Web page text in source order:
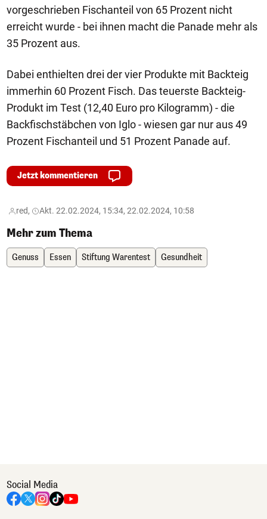
vorgeschrieben Fischanteil von 65 Prozent nicht
erreicht wurde - bei ihnen macht die Panade mehr als
35 Prozent aus.
Dabei enthielten drei der vier Produkte mit Backteig
immerhin 60 Prozent Fisch. Das teuerste Backteig-
Produkt im Test (12,40 Euro pro Kilogramm) - die
Backfischstäbchen von Iglo - wiesen gar nur aus 49
Prozent Fischanteil und 51 Prozent Panade auf.
Jetzt kommentieren
red, Akt. 22.02.2024, 15:34, 22.02.2024, 10:58
Mehr zum Thema
Genuss Essen Stiftung Warentest Gesundheit
Social Media